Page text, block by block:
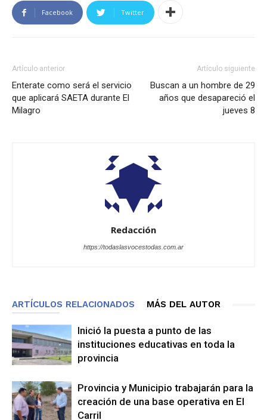
Facebook Twitter
Artículo anterior
Enterate como será el servicio
que aplicará SAETA durante El
Milagro
Artículo siguiente
Buscan a un hombre de 29
años que desapareció el
jueves 8
Redacción
https://todaslasvocestodas.com.ar
ARTÍCULOS RELACIONADOS MÁS DEL AUTOR
Inició la puesta a punto de las
instituciones educativas en toda la
provincia
Provincia y Municipio trabajarán para la
creación de una base operativa en El
Carril